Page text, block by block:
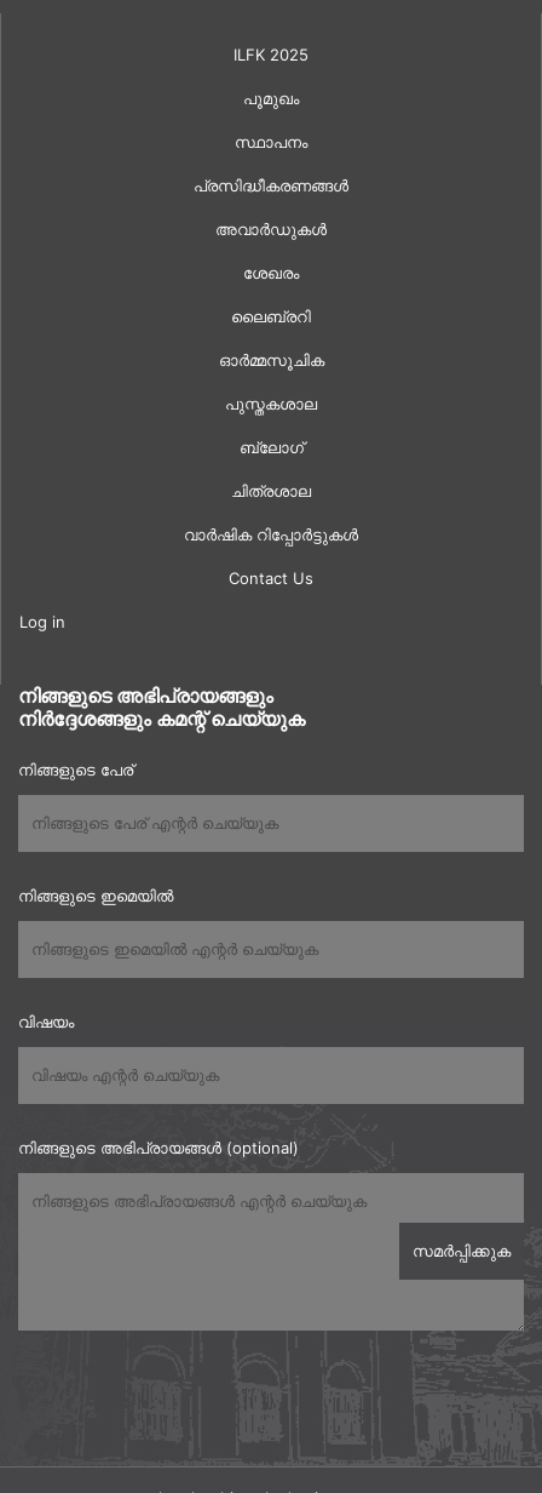
ILFK 2025
പൂമുഖം
സ്ഥാപനം
പ്രസിദ്ധീകരണങ്ങൾ
അവാർഡുകൾ
ശേഖരം
ലൈബ്രറി
ഓർമ്മസൂചിക
പുസ്തകശാല
ബ്ലോഗ്
ചിത്രശാല
വാർഷിക റിപ്പോർട്ടുകൾ
Contact Us
Log in
നിങ്ങളുടെ അഭിപ്രായങ്ങളും
നിർദ്ദേശങ്ങളും കമന്റ് ചെയ്യുക
നിങ്ങളുടെ പേര്
നിങ്ങളുടെ ഇമെയിൽ
വിഷയം
നിങ്ങളുടെ അഭിപ്രായങ്ങൾ (optional)